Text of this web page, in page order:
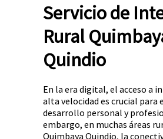
Servicio de
Rural
Quindio
En la era digital, el acceso a
alta velocidad es crucial para
desarrollo personal y
embargo, en muchas áreas
Quimbaya Quindio, la